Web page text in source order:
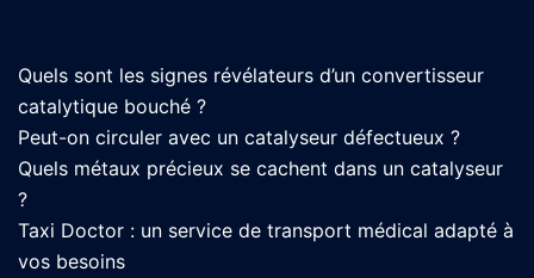
Quels sont les signes révélateurs d’un convertisseur
catalytique bouché ?
Peut-on circuler avec un catalyseur défectueux ?
Quels métaux précieux se cachent dans un catalyseur
?
Taxi Doctor : un service de transport médical adapté à
vos besoins